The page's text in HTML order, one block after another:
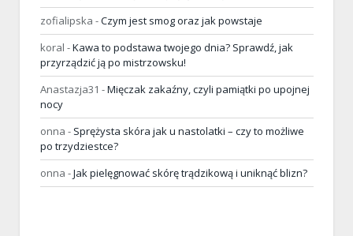
zofialipska -Czym jest smog oraz jak powstaje
koral -Kawa to podstawa twojego dnia? Sprawdź, jak
przyrządzić ją po mistrzowsku!
Anastazja31 -Mięczak zakaźny, czyli pamiątki po upojnej
nocy
onna - Sprężysta skóra jak u nastolatki – czy to możliwe
po trzydziestce?
onna -Jak pielęgnować skórę trądzikową i uniknąć blizn?